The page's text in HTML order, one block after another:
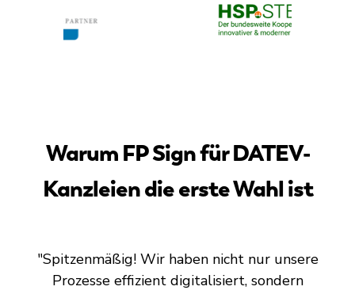
Warum FP Sign für DATEV-
Kanzleien die erste Wahl ist
"Spitzenmäßig! Wir haben nicht nur unsere
Prozesse effizient digitalisiert, sondern